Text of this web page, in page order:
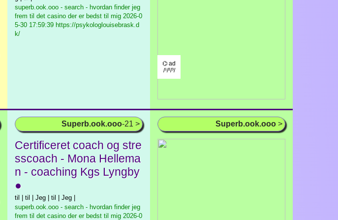
superb.ook.ooo - search - hvordan finder jeg
frem til det casino der er bedst til mig 2026-0
5-30 17:59:39 https://psykologlouisebrask.d
k/
⌬ ad
/¹/²/³/
Superb.ook.ooo-21 >
Certificeret coach og stre
sscoach - Mona Hellema
n - coaching Kgs Lyngby
●
til | til | Jeg | til | Jeg |
superb.ook.ooo - search - hvordan finder jeg
frem til det casino der er bedst til mig 2026-0
Superb.ook.ooo >